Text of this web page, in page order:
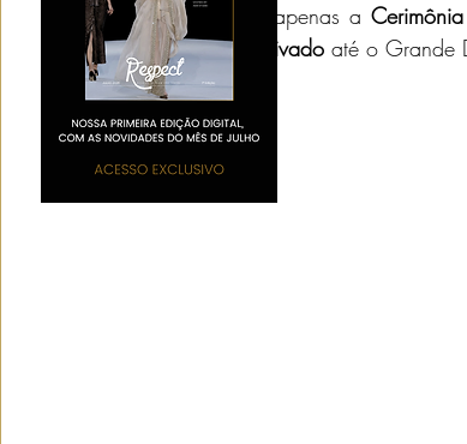
resisti em trazer apenas a
mas desde o
Noivado até o Grande